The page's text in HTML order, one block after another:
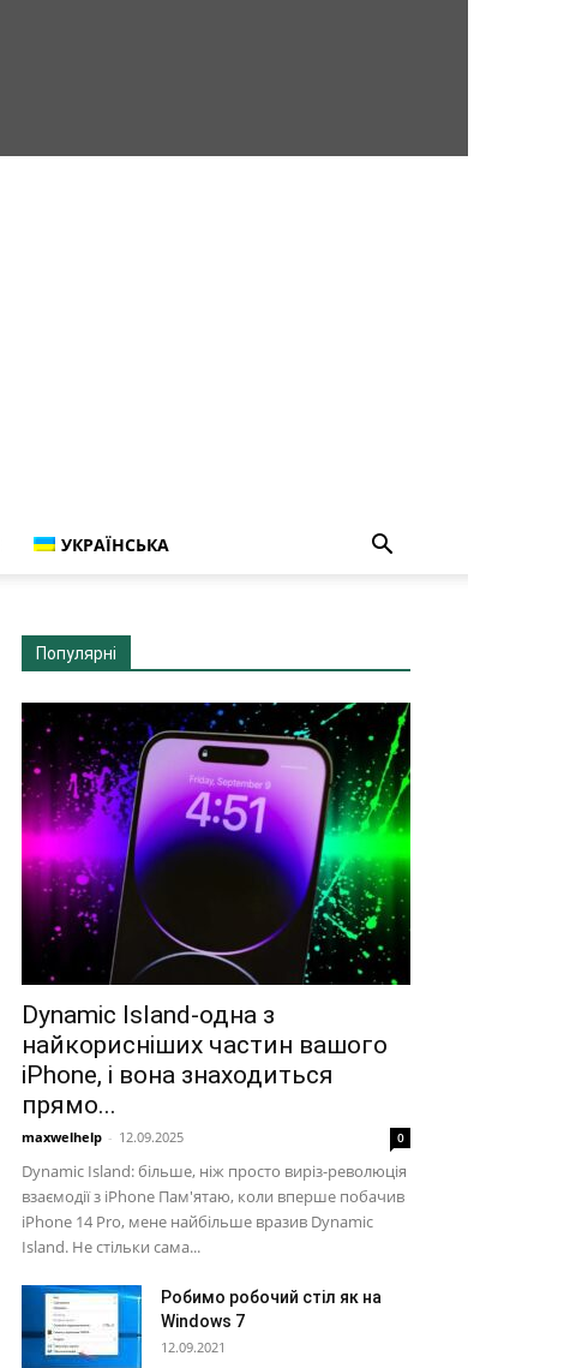
УКРАЇНСЬКА
Популярні
Dynamic Island-одна з
найкорисніших частин вашого
iPhone, і вона знаходиться
прямо...
maxwelhelp - 12.09.2025 0
Dynamic Island: більше, ніж просто виріз-революція
взаємодії з iPhone Пам'ятаю, коли вперше побачив
iPhone 14 Pro, мене найбільше вразив Dynamic
Island. Не стільки сама...
Робимо робочий стіл як на
Windows 7
12.09.2021